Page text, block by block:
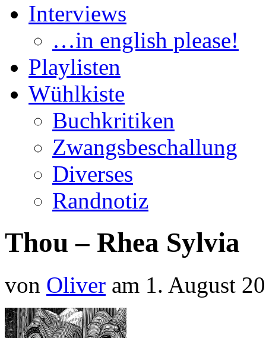
Interviews
…in english please!
Playlisten
Wühlkiste
Buchkritiken
Zwangsbeschallung
Diverses
Randnotiz
Thou – Rhea Sylvia
von Oliver am 1. August